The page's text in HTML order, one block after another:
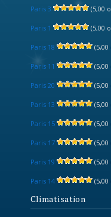
Paris 3 (5,00
Paris 1 (5,00
Paris 18 (5,00
Paris 11 (5,00
Paris 20 (5,00
Paris 13 (5,00
Paris 15 (5,00
Paris 17 (5,00
Paris 19 (5,00
Paris 14 (5,00
Climatisation